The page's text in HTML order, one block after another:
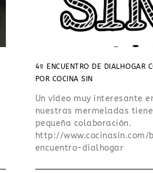
4º ENCUENTRO DE DIALHOGAR
POR COCINA SIN
Un vídeo muy interesante
nuestras mermeladas
pequeña colaboración.
http://www.cocinasin.com/
encuentro-dialhogar